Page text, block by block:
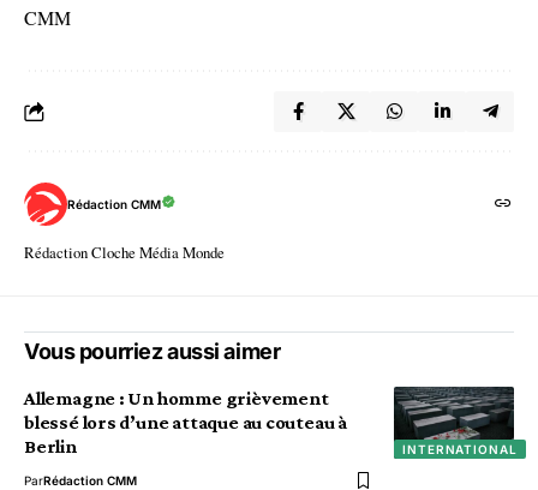
CMM
Rédaction CMM
Rédaction Cloche Média Monde
Vous pourriez aussi aimer
INTERNATIONAL
Allemagne : Un homme grièvement
blessé lors d’une attaque au couteau à
Berlin
ParRédaction CMM